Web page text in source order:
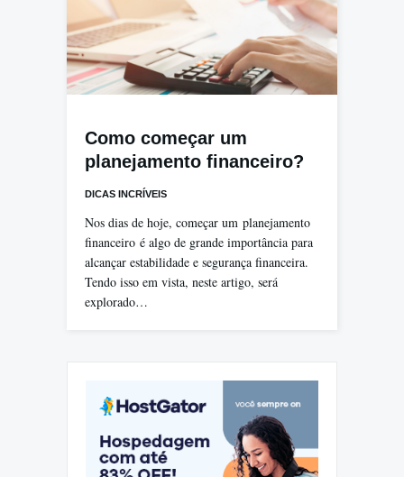
Como começar um
planejamento financeiro?
DICAS INCRÍVEIS
Nos dias de hoje, começar um planejamento
financeiro é algo de grande importância para
alcançar estabilidade e segurança financeira.
Tendo isso em vista, neste artigo, será
explorado…